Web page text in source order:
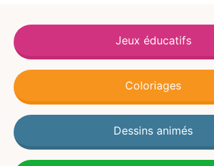
Jeux éducatifs
Coloriages
Dessins animés